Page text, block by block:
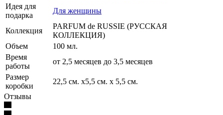
Идея для
подарка
Для женщины
Коллекция
PARFUM de RUSSIE (РУССКАЯ
КОЛЛЕКЦИЯ)
Объем
100 мл.
Время
работы
от 2,5 месяцев до 3,5 месяцев
Размер
коробки
22,5 см. х5,5 см. х 5,5 см.
Отзывы